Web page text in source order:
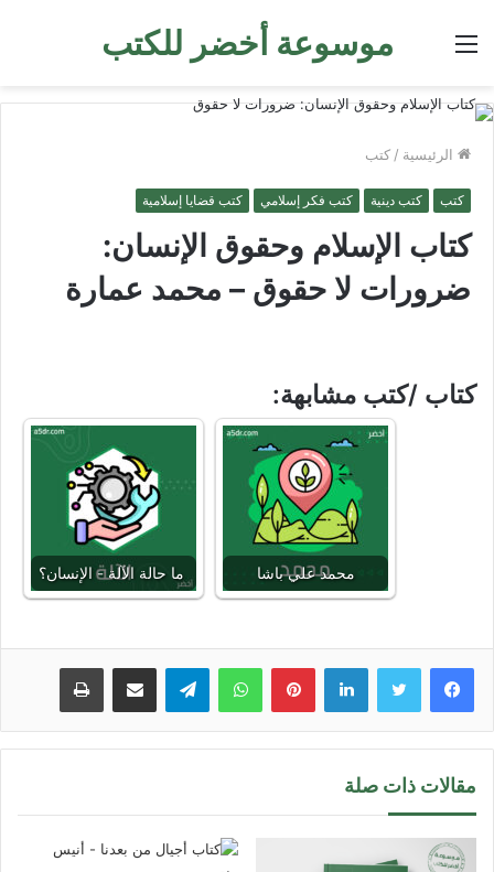
موسوعة أخضر للكتب القائمة
الرئيسية / كتب
كتب كتب دينية كتب فكر إسلامي كتب قضايا إسلامية
كتاب الإسلام وحقوق الإنسان:
ضرورات لا حقوق – محمد عمارة
كتاب /كتب مشابهة:
ما حالة الآلة - الإنسان؟ محمد علي باشا
لينكدإن بينتيريستواتساب تيلقرام مشاركة عبر البريد طباعة
مقالات ذات صلة